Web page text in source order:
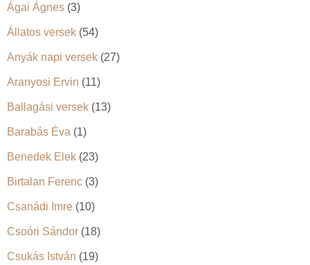
Ágai Ágnes (3)
Állatos versek (54)
Anyák napi versek (27)
Aranyosi Ervin (11)
Ballagási versek (13)
Barabás Éva (1)
Benedek Elek (23)
Birtalan Ferenc (3)
Csanádi Imre (10)
Csoóri Sándor (18)
Csukás István (19)